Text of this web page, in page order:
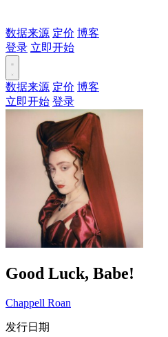
数据来源 定价 博客
登录 立即开始
数据来源 定价 博客
立即开始 登录
Good Luck, Babe!
Chappell Roan
发行日期